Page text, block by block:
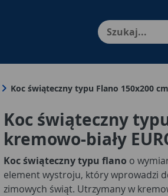
Menu Produktów, nawigacja: Enter -
Koc świąteczny typu Flano 150x200
Koc świąteczny
kremowo-biały
Koc świąteczny typu flano o
element wystroju, który wprowadzi
zimowych świąt. Utrzymany w